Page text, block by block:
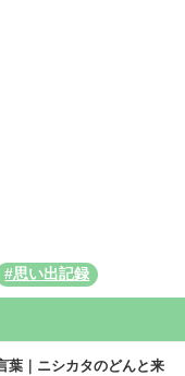
#思い出記録
葉｜ニシカタのどんと来